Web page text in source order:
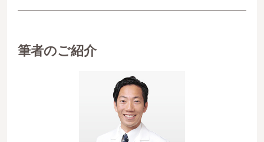
筆者のご紹介